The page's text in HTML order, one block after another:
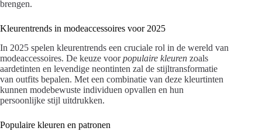
brengen.
Kleurentrends in modeaccessoires voor 2025
In 2025 spelen kleurentrends een cruciale rol in de wereld van
modeaccessoires. De keuze voorpopulaire kleuren zoals
aardetinten en levendige neontinten zal de stijltransformatie
van outfits bepalen. Met een combinatie van deze kleurtinten
kunnen modebewuste individuen opvallen en hun
persoonlijke stijl uitdrukken.
Populaire kleuren en patronen